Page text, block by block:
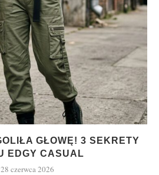
GŁOWĘ! 3 SEKRETY
EDGY CASUAL
28 czerwca 2026